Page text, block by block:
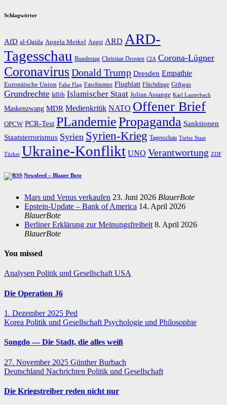
Schlagwörter
AfD al-Qaida Angela Merkel Angst ARD ARD-
Tagesschau Bundestag Christian Drosten CIA Corona-Lügner
CoronavirusDonald Trump Dresden Empathie
Europäische Union False Flag Faschismus Flugblatt Flüchtlinge Giftgas
Grundrechte Idlib Islamischer Staat Julian Assange Karl Lauterbach
Maskenzwang MDR Medienkritik NATO Offener Brief
OPCW PCR-Test PLandemiePropaganda Sanktionen
Staatsterrorismus Syrien Syrien-Krieg Tagesschau Tiefer Staat
Türkei Ukraine-Konflikt UNO Verantwortung ZDF
Newsfeed – Blauer Bote
Mars und Venus verkaufen 23. Juni 2026 BlauerBote
Epstein-Update – Bank of America 14. April 2026
BlauerBote
Berliner Erklärung zur Meinungsfreiheit 8. April 2026
BlauerBote
You missed
Analysen Politik und GesellschaftUSA
Die Operation J6
1. Dezember 2025 Ped
Korea Politik und Gesellschaft Psychologie und Philosophie
Songdo — Die Stadt, die alles weiß
27. November 2025 Günther Burbach
Deutschland Nachrichten Politik und Gesellschaft
Die Kriegstreiber reden nicht nur